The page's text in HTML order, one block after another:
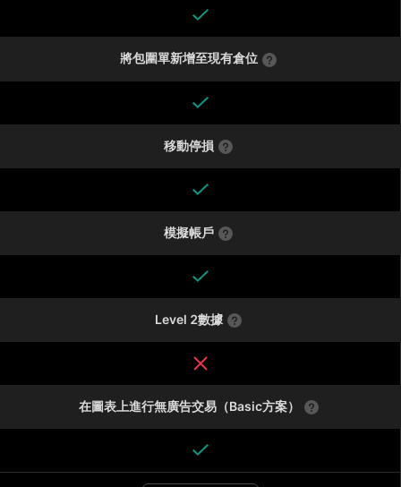
將包圍單新增至現有倉位
移動停損
模擬帳戶
Level 2數據
在圖表上進行無廣告交易（Basic方案）